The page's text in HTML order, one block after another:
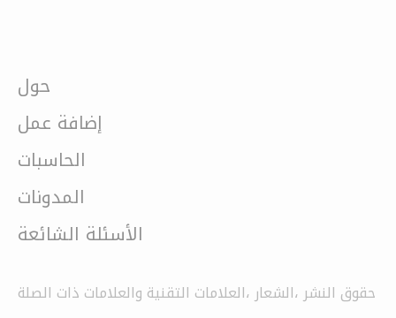
حول
إضافة عمل
الحاسبات
المدونات
الأسئلة الشائعة
حقوق النشر ،الشعار ،العلامات التقنية والعلامات ذات الصلة